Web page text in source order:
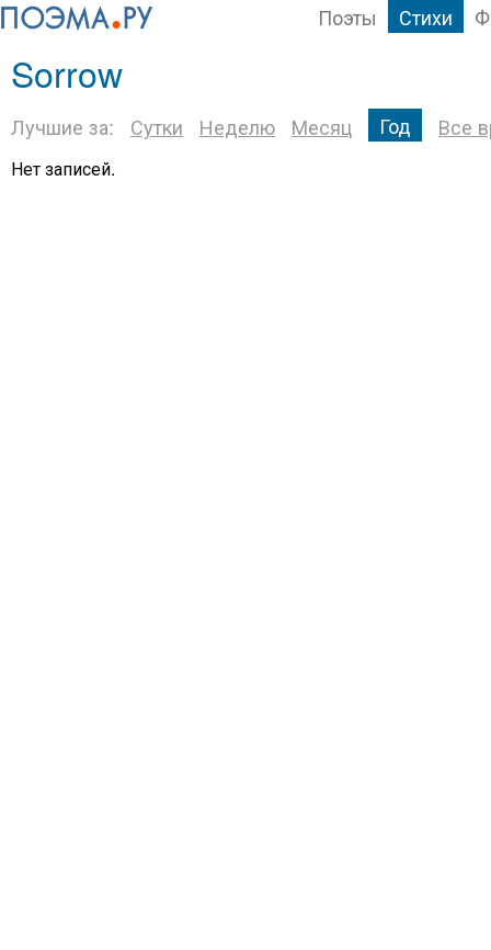
Поэты Стихи
Sorrow
Лучшие за: Сутки Неделю Месяц Год Все
Нет записей.